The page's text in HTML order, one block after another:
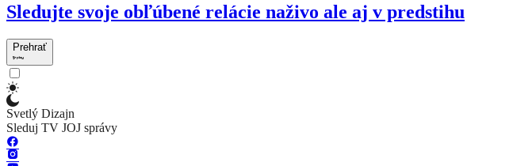
Sledujte svoje obľúbené relácie naživo ale aj v predstihu
Prehrať
Svetlý Dizajn
Sleduj TV JOJ správy